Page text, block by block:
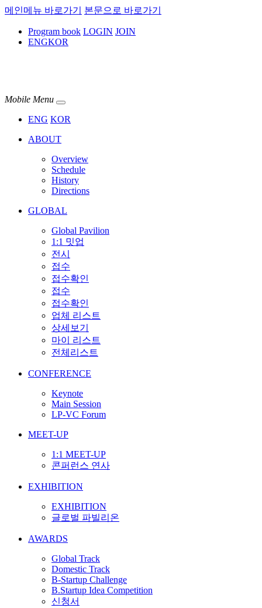
메인메뉴 바로가기 본문으로 바로가기
Program book LOGIN JOIN
ENGKOR
Mobile Menu
ENG KOR
ABOUT
Overview
Schedule
History
Directions
GLOBAL
Global Pavilion
1:1 밋업
전시
접수
접수확인
접수
접수확인
업체 리스트
상세보기
마이 리스트
전체리스트
CONFERENCE
Keynote
Main Session
LP-VC Forum
MEET-UP
1:1 MEET-UP
콘퍼런스 연사
EXHIBITION
EXHIBITION
글로벌 파빌리온
AWARDS
Global Track
Domestic Track
B-Startup Challenge
B.Startup Idea Competition
신청서